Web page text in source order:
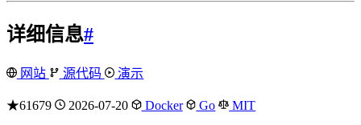
详细信息#
网站 源代码 演示
★61679 2026-07-20 Docker Go MIT